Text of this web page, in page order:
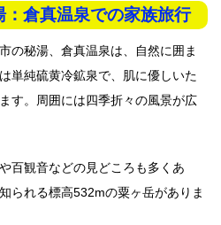
倉真温泉での家族旅行
の秘湯、倉真温泉は、自然に囲ま
単純硫黄冷鉱泉で、肌に優しいた
す。周囲には四季折々の風景が広
百観音などの見どころも多くあ
られる標高532mの粟ヶ岳がありま